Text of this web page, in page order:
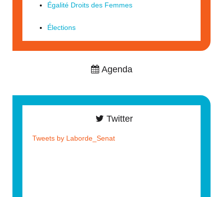
Égalité Droits des Femmes
Élections
Agenda
Twitter
Tweets by Laborde_Senat